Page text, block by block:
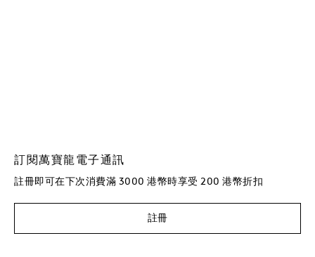
訂閱萬寶龍電子通訊
註冊即可在下次消費滿 3000 港幣時享受 200 港幣折扣
註冊